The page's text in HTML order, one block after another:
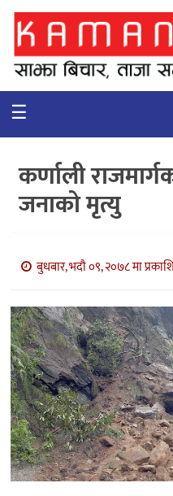
गृहपृष्ठ
समाचार
कुटनिती
कुराकानी
बाणिज्य
भिडियो
सिफारिस
☰
कर्णाली
जनाको मृत्यु
बुधबार, भदौ ०९, २०७८ मा